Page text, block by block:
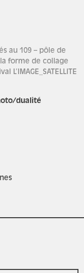
au 109 – pôle de
forme de collage
dualité